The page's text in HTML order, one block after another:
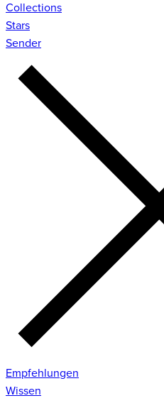
Collections
Stars
Sender
Empfehlungen
Wissen